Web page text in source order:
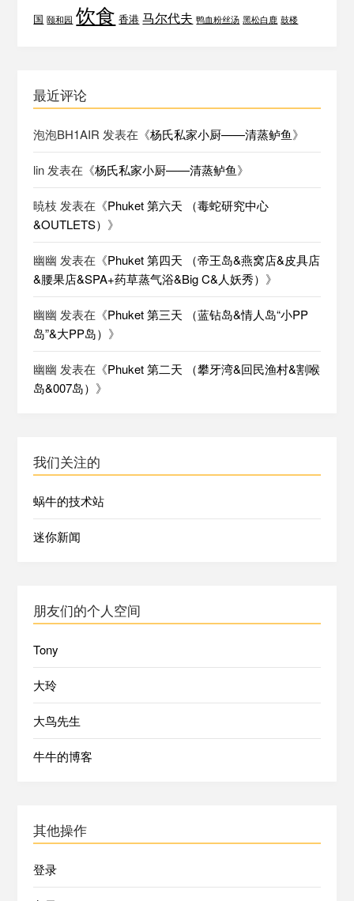
国 颐和园 饮食 香港 马尔代夫 鸭血粉丝汤 黑松白鹿 鼓楼
最近评论
泡泡BH1AIR 发表在《杨氏私家小厨——清蒸鲈鱼》
lin 发表在《杨氏私家小厨——清蒸鲈鱼》
暁枝 发表在《Phuket 第六天 （毒蛇研究中心
&OUTLETS） 》
幽幽 发表在《Phuket 第四天 （帝王岛&燕窝店&皮具店
&腰果店&SPA+药草蒸气浴&Big C&人妖秀） 》
幽幽 发表在《Phuket 第三天 （蓝钻岛&情人岛“小PP
岛”&大PP岛） 》
幽幽 发表在《Phuket 第二天 （攀牙湾&回民渔村&割喉
岛&007岛） 》
我们关注的
蜗牛的技术站
迷你新闻
朋友们的个人空间
Tony
大玲
大鸟先生
牛牛的博客
其他操作
登录